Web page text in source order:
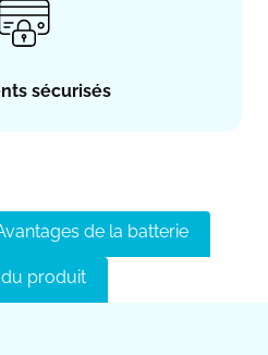
sécurisés
de la batterie
du produit